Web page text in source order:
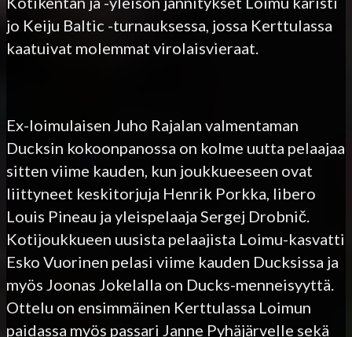
jo Keiju Baltic -turnauksessa, jossa Kerttulassa
kaatuivat molemmat virolaisvieraat.
Ex-loimulaisen Juho Rajalan valmentaman
Ducksin kokoonpanossa on kolme uutta pelaajaa
sitten viime kauden, kun joukkueeseen ovat
liittyneet keskitorjuja Henrik Porkka, libero
Louis Pineau ja yleispelaaja Sergej Drobnič.
Kotijoukkueen uusista pelaajista Loimu-kasvatti
Esko Vuorinen pelasi viime kauden Ducksissa ja
myös Joonas Jokelalla on Ducks-menneisyyttä.
Ottelu on ensimmäinen Kerttulassa Loimun
paidassa myös passari Janne Pyhäjärvelle sekä